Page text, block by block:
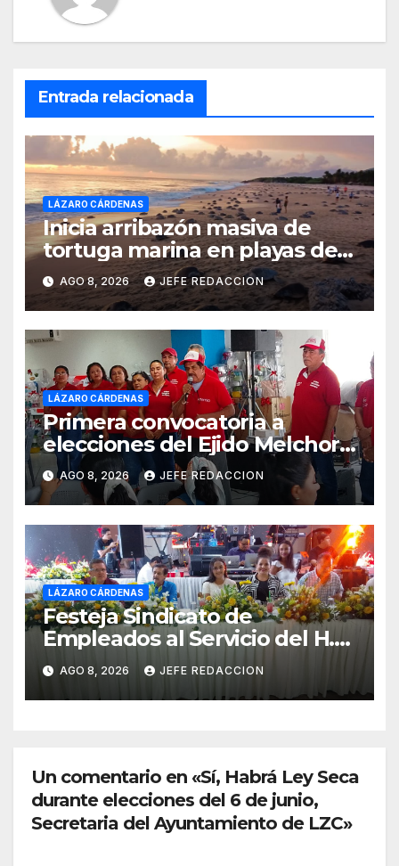
Entrada relacionada
LÁZARO CÁRDENAS
Inicia arribazón masiva de
tortuga marina en playas de
Michoacán
AGO 8, 2026 JEFE REDACCION
LÁZARO CÁRDENAS
Primera convocatoria a
elecciones del Ejido Melchor
Ocampo en Lázaro Cárdenas
el domingo
AGO 8, 2026 JEFE REDACCION
LÁZARO CÁRDENAS
Festeja Sindicato de
Empleados al Servicio del H.
Ayuntamiento de LZC Día del
Empleado Municipal
AGO 8, 2026 JEFE REDACCION
Un comentario en «Sí, Habrá Ley Seca
durante elecciones del 6 de junio,
Secretaria del Ayuntamiento de LZC»